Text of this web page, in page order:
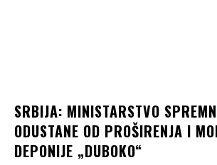
SRBIJA: MINISTARSTVO
ODUSTANE OD PROŠIRENJA I
DEPONIJE „DUBOKO“